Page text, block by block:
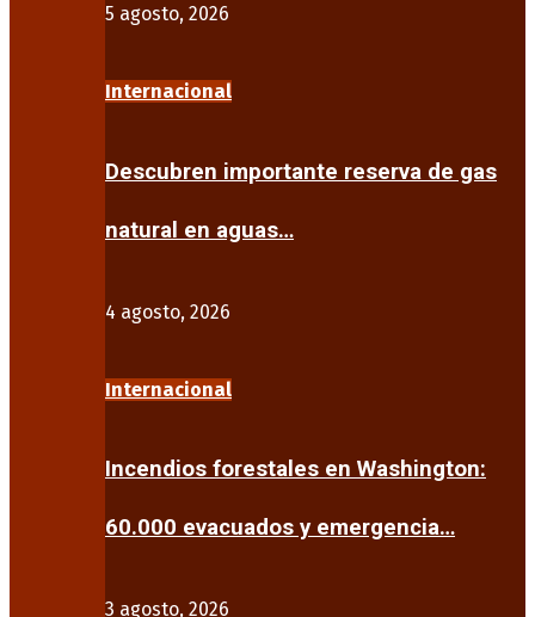
5 agosto, 2026
Internacional
Descubren importante reserva de gas
natural en aguas…
4 agosto, 2026
Internacional
Incendios forestales en Washington:
60.000 evacuados y emergencia…
3 agosto, 2026